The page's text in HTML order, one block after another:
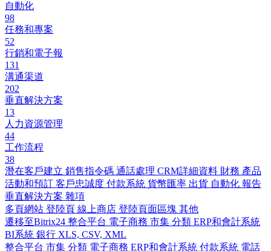
自動化
98
任務和專案
52
行銷和電子報
131
溝通渠道
202
垂直解決方案
13
人力資源管理
44
工作流程
38
潛在客戶建立 銷售指令碼 通話處理 CRM詳細資料 財務 產品
活動和預訂 客戶忠誠度 付款系統 貨幣匯率 出貨 自動化 報告
垂直解決方案 雜項
多頁網站 登陸頁 線上商店 登陸頁面區塊 其他
遷移至Bitrix24 整合平台 電子商務 市集 分類 ERP和會計系統
BI系統 銀行 XLS, CSV, XML
整合平台 市集 分類 電子商務 ERP和會計系統 付款系統 電話